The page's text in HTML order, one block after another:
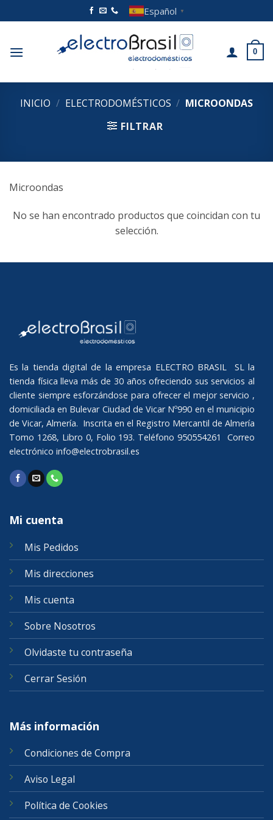
al
Español ▼
0
INICIO / ELECTRODOMÉSTICOS / MICROONDAS
FILTRAR
Microondas
No se han encontrado productos que coincidan con tu
selección.
Es la tienda digital de la empresa ELECTRO BRASIL SL la
tienda física lleva más de 30 años ofreciendo sus servicios al
cliente siempre esforzándose para ofrecer el mejor servicio ,
domiciliada en Bulevar Ciudad de Vicar Nº990 en el municipio
de Vicar, Almería. Inscrita en el Registro Mercantil de Almería
Tomo 1268, Libro 0, Folio 193. Teléfono 950554261 Correo
electrónico info@electrobrasil.es
Mi cuenta
Mis Pedidos
Mis direcciones
Mis cuenta
Sobre Nosotros
Olvidaste tu contraseña
Cerrar Sesión
Más información
Condiciones de Compra
Aviso Legal
Política de Cookies